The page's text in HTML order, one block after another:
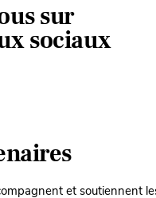
sur
sociaux
et soutiennent